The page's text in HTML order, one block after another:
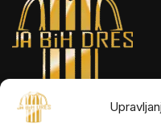
INFORMACIJE